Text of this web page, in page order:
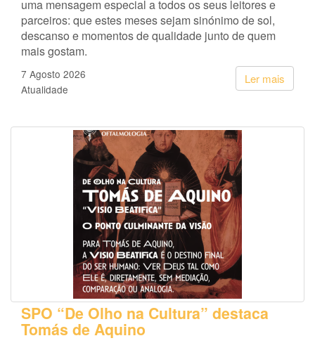
uma mensagem especial a todos os seus leitores e
parceiros: que estes meses sejam sinónimo de sol,
descanso e momentos de qualidade junto de quem
mais gostam.
Ler mais
7 Agosto 2026
Atualidade
SPO “De Olho na Cultura” destaca
Tomás de Aquino